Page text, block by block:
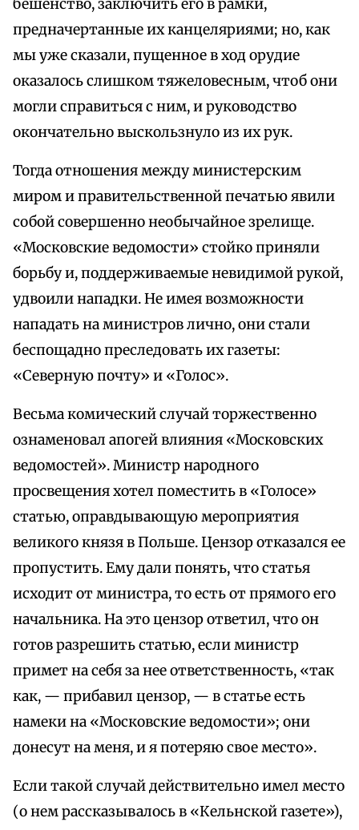
бешенство, заключить его в рамки,
предначертанные их канцеляриями; но, как
мы уже сказали, пущенное в ход орудие
оказалось слишком тяжеловесным, чтоб они
могли справиться с ним, и руководство
окончательно выскользнуло из их рук.
Тогда отношения между министерским
миром и правительственной печатью явили
собой совершенно необычайное зрелище.
«Московские ведомости» стойко приняли
борьбу и, поддерживаемые невидимой рукой,
удвоили нападки. Не имея возможности
нападать на министров лично, они стали
беспощадно преследовать их газеты:
«Северную почту» и «Голос».
Весьма комический случай торжественно
ознаменовал апогей влияния «Московских
ведомостей». Министр народного
просвещения хотел поместить в «Голосе»
статью, оправдывающую мероприятия
великого князя в Польше. Цензор отказался ее
пропустить. Ему дали понять, что статья
исходит от министра, то есть от прямого его
начальника. На это цензор ответил, что он
готов разрешить статью, если министр
примет на себя за нее ответственность, «так
как, — прибавил цензор, — в статье есть
намеки на «Московские ведомости»; они
донесут на меня, и я потеряю свое место».
Если такой случай действительно имел место
(о нем рассказывалось в «Кельнской газете»),